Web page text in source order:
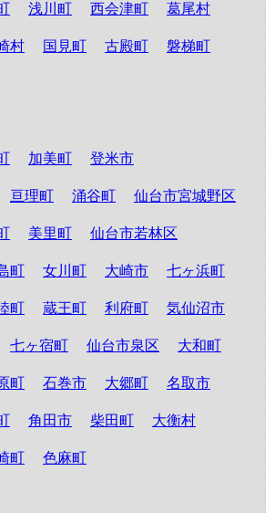
浅川町 西会津町 葛尾村
村 国見町 古殿町 磐梯町
加美町 登米市
亘理町 涌谷町 仙台市宮城野区
美里町 仙台市若林区
町 女川町 大崎市 七ヶ浜町
町 蔵王町 利府町 気仙沼市
七ヶ宿町 仙台市泉区 大和町
町 石巻市 大郷町 名取市
角田市 柴田町 大衡村
町 色麻町